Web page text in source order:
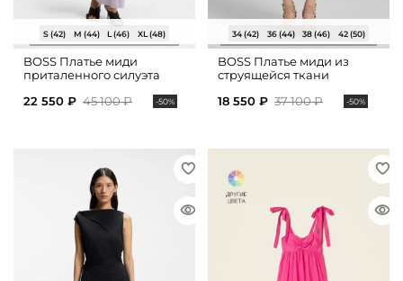
S (42) M (44) L (46) XL (48)
BOSS Платье миди
приталенного силуэта
22 550 ₽ 45 100 ₽ -50%
34 (42) 36 (44) 38 (46) 42 (50)
BOSS Платье миди из
струящейся ткани
18 550 ₽ 37 100 ₽ -50%